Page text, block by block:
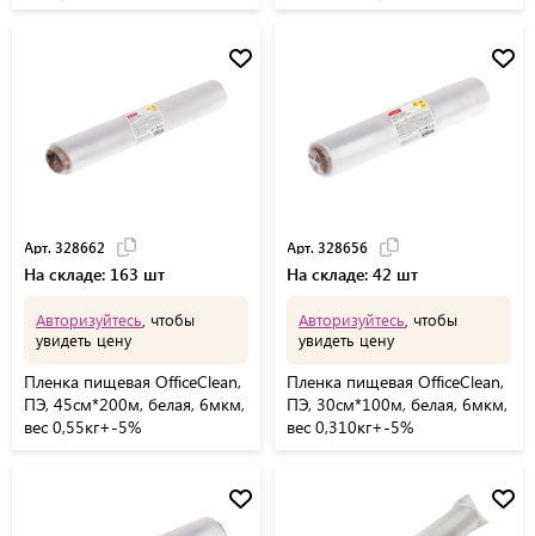
Арт. 328662
На складе: 163 шт
Авторизуйтесь , чтобы
увидеть цену
Пленка пищевая OfficeClean,
ПЭ, 45см*200м, белая, 6мкм,
вес 0,55кг+-5%
Арт. 328656
На складе: 42 шт
Авторизуйтесь , чтобы
увидеть цену
Пленка пищевая OfficeClean,
ПЭ, 30см*100м, белая, 6мкм,
вес 0,310кг+-5%